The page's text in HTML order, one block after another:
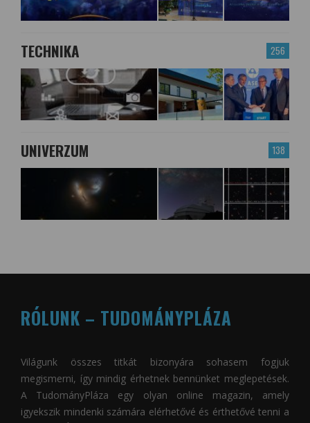
256
TECHNIKA
138
UNIVERZUM
RÓLUNK – TUDOMÁNYPLÁZA
Világunk összes titkát bizonyára sohasem fogjuk
megismerni, így mindig érhetnek bennünket meglepetések.
A TudományPláza egy olyan online magazin, amely
igyekszik mindenki számára elérhetővé és érthetővé tenni a